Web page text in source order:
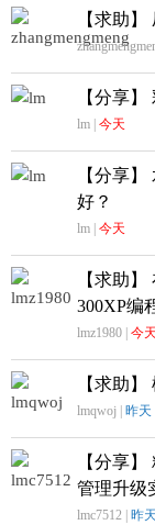
【求助
【分享
lm | 今天
【分享
好？
lm | 今天
【求助
300XP编
lmz1980 | 今天
【求助
lmqwoj | 昨天
【分享
管理升级
lmc7512 | 昨天